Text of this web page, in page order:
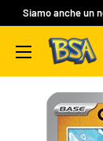
contenuto
Siamo anche un
BSA
Carte